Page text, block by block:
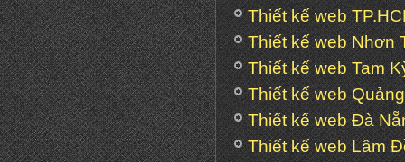
Thiết kế web
Thiết kế web Nhơn
Thiết kế web Tam
Thiết kế web
Thiết kế web Đà
Thiết kế web Lâm